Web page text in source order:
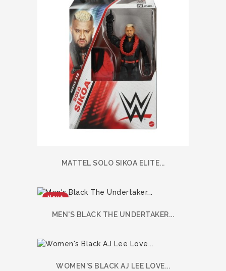
MATTEL SOLO SIKOA ELITE...
Nové
MEN'S BLACK THE UNDERTAKER...
WOMEN'S BLACK AJ LEE LOVE...